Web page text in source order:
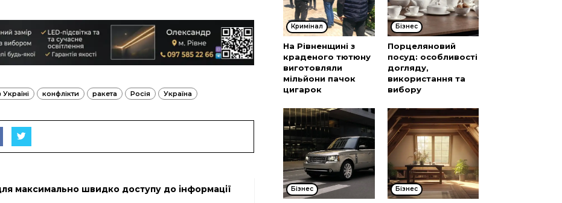
Україні конфлікти ракета Росія Україна
максимально швидко доступу до інформації
Кримінал
На Рівненщині з
краденого тютюну
виготовляли
мільйони пачок
цигарок
Бізнес
Порцеляновий
посуд: особливості
догляду,
використання та
вибору
Бізнес Бізнес